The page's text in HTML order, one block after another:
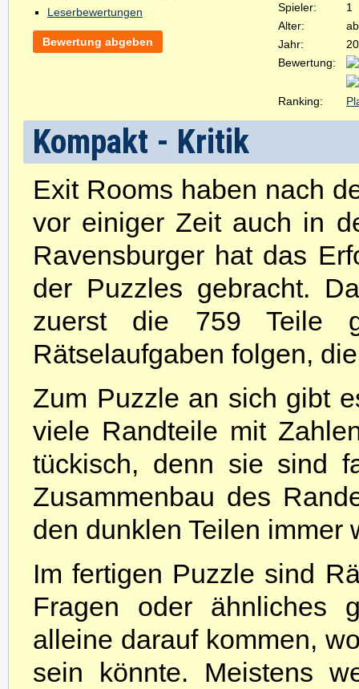
Leserbewertungen
Bewertung abgeben
Spieler:
1
Alter:
Jahr:
Bewertung:
Ranking:
Kompakt - Kritik
Exit Rooms haben nach
vor einiger Zeit auch in
Ravensburger hat das
der Puzzles gebracht.
zuerst die 759 Teile
Rätselaufgaben folgen,
Zum Puzzle an sich gibt
viele Randteile mit
tückisch, denn sie sind
Zusammenbau des
den dunklen Teilen immer
Im fertigen Puzzle sind
Fragen oder ähnliches
alleine darauf kommen,
sein könnte. Meistens